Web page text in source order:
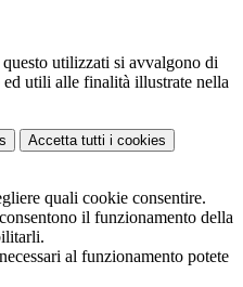
utilizzati si avvalgono di
utili alle finalità illustrate nella
Accetta tutti i cookies
quali cookie consentire.
il funzionamento della
al funzionamento potete